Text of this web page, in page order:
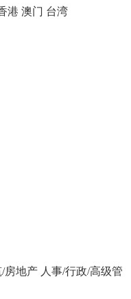
港 澳门 台湾
房地产 人事/行政/高级管